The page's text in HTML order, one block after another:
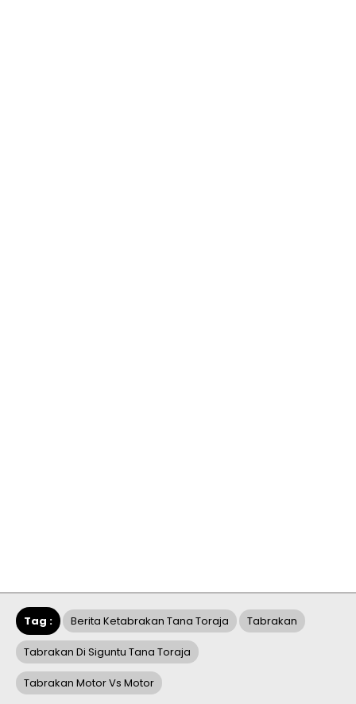
Tag : Berita Ketabrakan Tana Toraja Tabrakan
Tabrakan Di Siguntu Tana Toraja
Tabrakan Motor Vs Motor